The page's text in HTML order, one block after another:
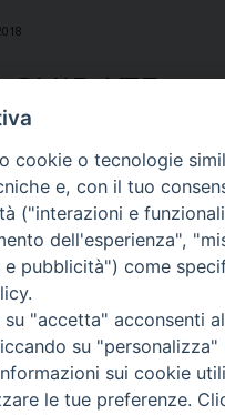
GUIDATE
Avvisiamo che,
numero dei
visita alla
annullata.
Avvisiamo che
alla Sinagoga di “Beth
per l'esiguo numero di
cookie o tecnologie
e, con il tuo
("interazioni e
dell'esperienza",
pubblicità") come
su "accetta" acconsenti
su "personalizza"
sui cookie
le tue preferenze.